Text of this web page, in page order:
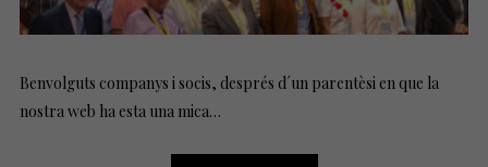
Benvolguts companys i socis, després d´un parentèsi en que la
nostra web ha esta una mica…